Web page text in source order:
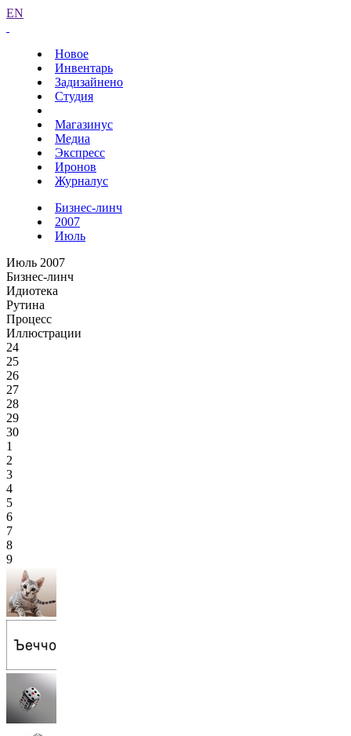
EN
Новое
Инвентарь
Задизайнено
Студия
Магазинус
Медиа
Экспресс
Иронов
Журналус
Бизнес-линч
2007
Июль
Июль 2007
Бизнес-линч
Идиотека
Рутина
Процесс
Иллюстрации
24
25
26
27
28
29
30
1
2
3
4
5
6
7
8
9